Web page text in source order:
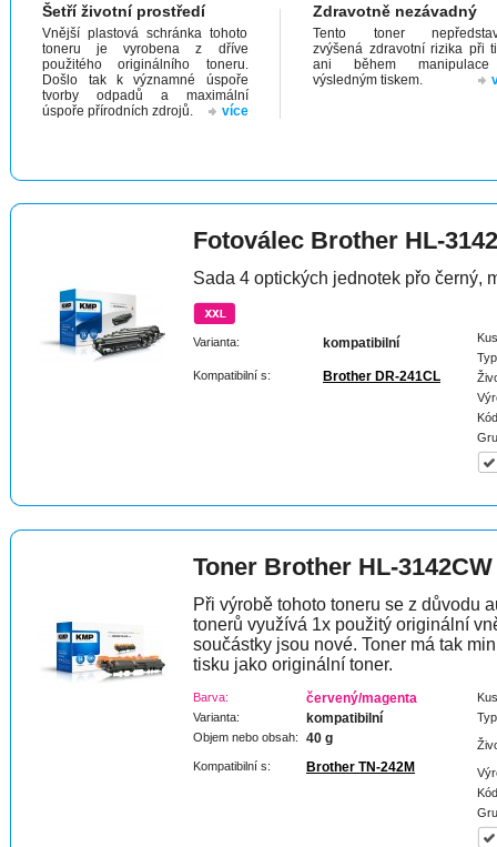
Šetří životní prostředí
Vnější plastová schránka tohoto
toneru je vyrobena z dříve
použitého originálního toneru.
Došlo tak k významné úspoře
tvorby odpadů a maximální
úspoře přírodních zdrojů.
více
Zdravotně nezávadný
Tento toner
zvýšená zdravotní rizika při
ani během
výsledným tiskem.
Fotoválec Brother HL-
Sada 4 optických jednotek přo černý,
Varianta: kompatibilní
Kompatibilní s: Brother DR-241CL
Toner Brother HL-3142CW
Při výrobě tohoto toneru se z důvodu
tonerů využívá 1x použitý originální
součástky jsou nové. Toner má tak
tisku jako originální toner.
Barva: červený/magenta
Varianta: kompatibilní
Objem nebo obsah: 40 g
Kompatibilní s: Brother TN-242M